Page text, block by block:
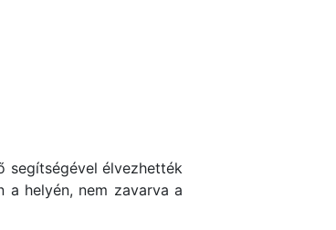
segítségével élvezhették
a helyén, nem zavarva a